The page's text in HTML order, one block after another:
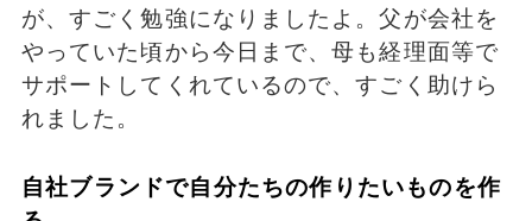
が、すごく勉強になりましたよ。父が会社を
やっていた頃から今日まで、母も経理面等で
サポートしてくれているので、すごく助けら
れました。
自社ブランドで自分たちの作りたいものを作